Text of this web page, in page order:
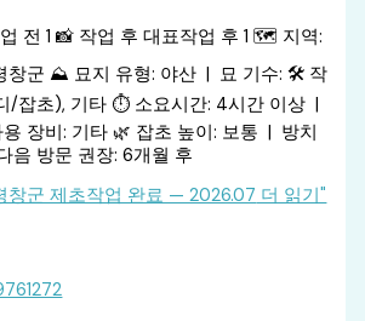
전 1 📸 작업 후 대표작업 후 1 🗺️ 지역:
창군 ⛰️ 묘지 유형: 야산 | 묘 기수: 🛠️ 작
/잡초), 기타 ⏱️ 소요시간: 4시간 이상 |
장비: 기타 🌿 잡초 높이: 보통 | 방치
음 방문 권장: 6개월 후
창군 제초작업 완료 — 2026.07 더 읽기"